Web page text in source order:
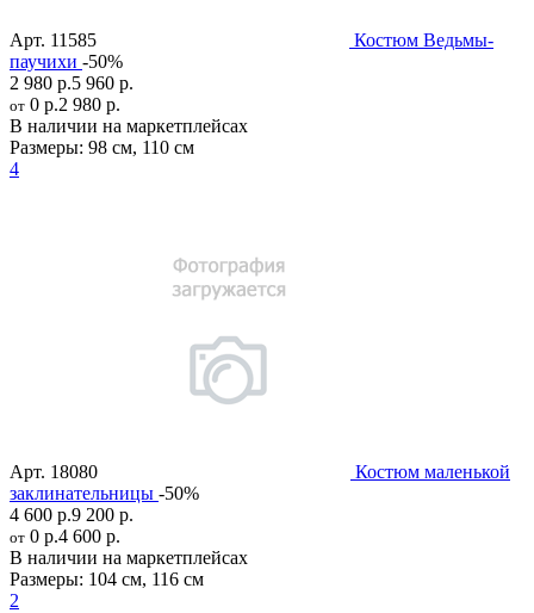
Арт. 11585
Костюм Ведьмы-
паучихи -50%
2 980 р.5 960 р.
от 0 р.2 980 р.
В наличии на маркетплейсах
Размеры: 98 см, 110 см
4
Арт. 18080
Костюм маленькой
заклинательницы -50%
4 600 р.9 200 р.
от 0 р.4 600 р.
В наличии на маркетплейсах
Размеры: 104 см, 116 см
2